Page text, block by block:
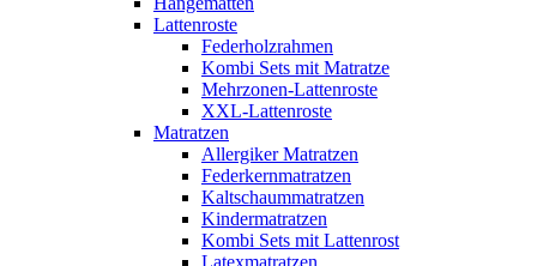
Lattenroste
Federholzrahmen
Kombi Sets mit Matratze
Mehrzonen-Lattenroste
XXL-Lattenroste
Matratzen
Allergiker Matratzen
Federkernmatratzen
Kaltschaummatratzen
Kindermatratzen
Kombi Sets mit Lattenrost
Latexmatratzen